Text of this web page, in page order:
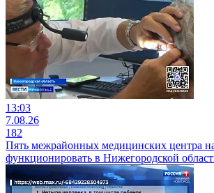
13:03
7.08.26
182
Пять межрайонных медицинских центра
функционировать в Нижегородской